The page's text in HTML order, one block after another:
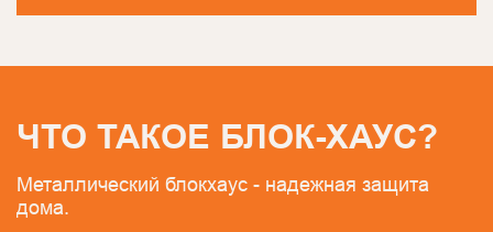
ЧТО ТАКОЕ БЛОК-ХАУС?
Металлический блокхаус - надежная защита
дома.